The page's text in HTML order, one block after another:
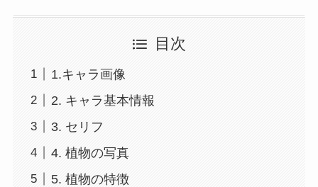
目次
1.キャラ画像
2. キャラ基本情報
3. セリフ
4. 植物の写真
5. 植物の特徴